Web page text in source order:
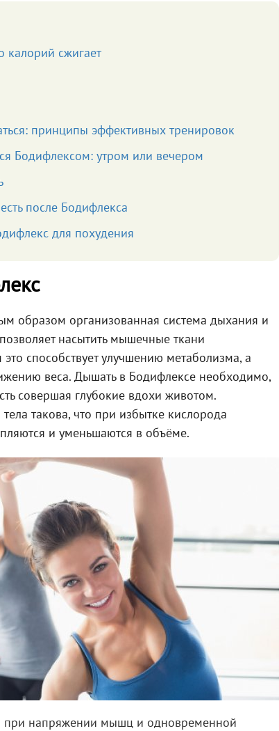
калорий сжигает
принципы эффективных тренировок
Бодифлексом: утром или вечером
после Бодифлекса
для похудения
образом организованная система дыхания и
насытить мышечные ткани
способствует улучшению метаболизма, а
веса. Дышать в Бодифлексе необходимо,
совершая глубокие вдохи животом.
такова, что при избытке кислорода
и уменьшаются в объёме.
при напряжении мышц и одновременной